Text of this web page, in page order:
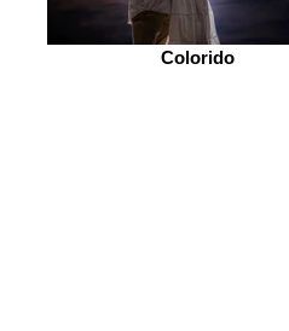
Colorido